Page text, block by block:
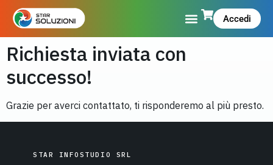
Accedi
Richiesta inviata con
successo!
Grazie per averci contattato, ti risponderemo al più presto.
STAR INFOSTUDIO SRL